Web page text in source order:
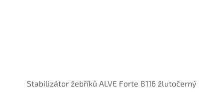
Stabilizátor žebříků ALVE Forte 8116 žlutočerný